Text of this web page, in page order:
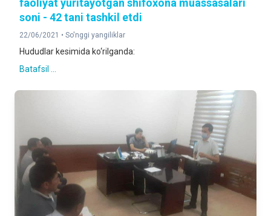
faoliyat yuritayotgan shifoxona muassasalari
soni - 42 tani tashkil etdi
22/06/2021 • So'nggi yangiliklar
Hududlar kesimida ko‘rilganda:
Batafsil ...